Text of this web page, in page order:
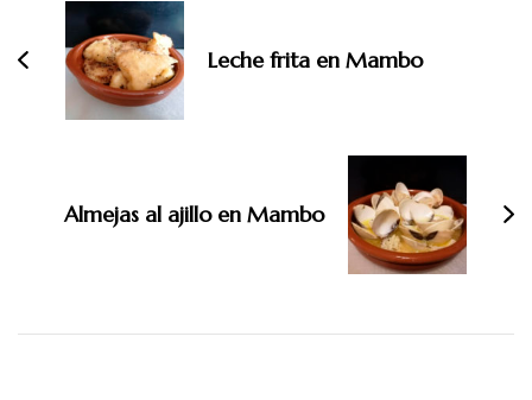
entradas
Leche frita en Mambo
Almejas al ajillo en Mambo